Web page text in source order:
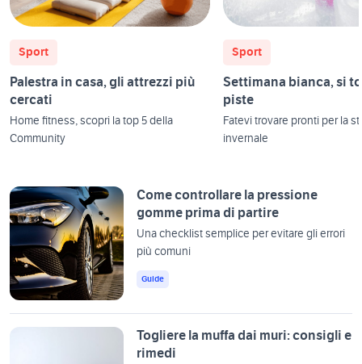
Come controllare la pressione
gomme prima di partire
Una checklist semplice per evitare gli errori
più comuni
Guide
Togliere la muffa dai muri: consigli e
rimedi
Sport
Palestra in casa, gli attrezzi più
cercati
Home fitness, scopri la top 5 della
Community
Sport
Settimana bianca, si
piste
Fatevi trovare pronti per la
invernale